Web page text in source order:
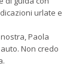
urlate e
Paola
Non credo